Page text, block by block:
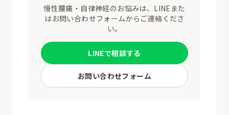
慢性腰痛・自律神経のお悩みは、LINEまた
はお問い合わせフォームからご連絡くださ
い。
LINEで相談する
お問い合わせフォーム